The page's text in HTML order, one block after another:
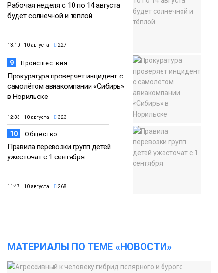
Рабочая неделя с 10 по 14 августа
будет солнечной и тёплой
13:10 10 августа 227
9 Происшествия
Прокуратура проверяет инцидент с
самолётом авиакомпании «Сибирь»
в Норильске
12:33 10 августа 323
10 Общество
Правила перевозки групп детей
ужесточат с 1 сентября
11:47 10 августа 268
МАТЕРИАЛЫ ПО ТЕМЕ «НОВОСТИ»